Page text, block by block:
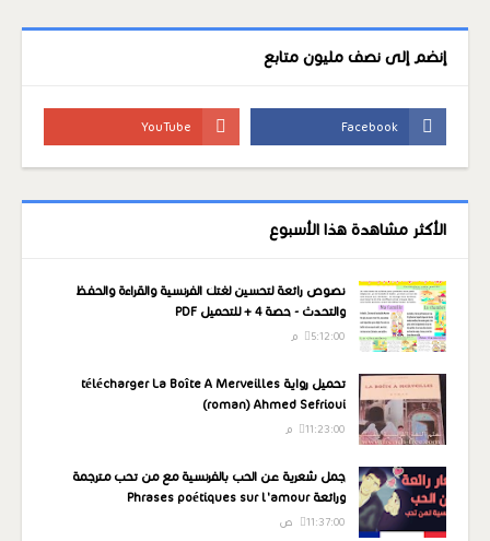
إنضم إلى نصف مليون متابع
الأكثر مشاهدة هذا الأسبوع
نصوص رائعة لتحسين لغتك الفرنسية والقراءة والحفظ
والتحدث - حصة 4 + للتحميل PDF
5:12:00 م
تحميل رواية télécharger La Boîte A Merveilles
(roman) Ahmed Sefrioui
11:23:00 م
جمل شعرية عن الحب بالفرنسية مع من تحب مترجمة
ورائعة Phrases poétiques sur l'amour
11:37:00 ص